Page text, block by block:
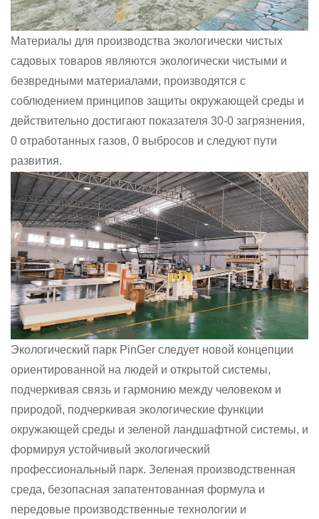
Материалы для производства экологически чистых
садовых товаров являются экологически чистыми и
безвредными материалами, производятся с
соблюдением принципов защиты окружающей среды и
действительно достигают показателя 30-0 загрязнения,
0 отработанных газов, 0 выбросов и следуют пути
развития.
Экологический парк PinGer следует новой концепции
ориентированной на людей и открытой системы,
подчеркивая связь и гармонию между человеком и
природой, подчеркивая экологические функции
окружающей среды и зеленой ландшафтной системы, и
формируя устойчивый экологический
профессиональный парк. Зеленая производственная
среда, безопасная запатентованная формула и
передовые производственные технологии и